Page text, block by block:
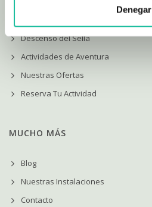
Denegar
Descenso del Sella
Actividades de Aventura
Nuestras Ofertas
Reserva Tu Actividad
MUCHO MÁS
Blog
Nuestras Instalaciones
Contacto